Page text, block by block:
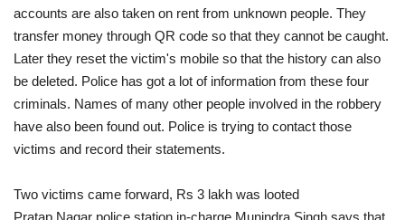
accounts are also taken on rent from unknown people. They
transfer money through QR code so that they cannot be caught.
Later they reset the victim's mobile so that the history can also
be deleted. Police has got a lot of information from these four
criminals. Names of many other people involved in the robbery
have also been found out. Police is trying to contact those
victims and record their statements.
Two victims came forward, Rs 3 lakh was looted